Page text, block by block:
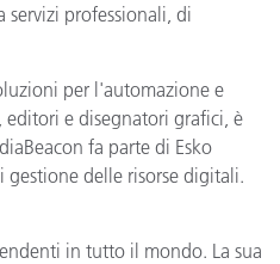
professionali, di
per l'automazione e
editori e disegnatori grafici, è
fa parte di Esko
gestione delle risorse digitali.
in tutto il mondo. La sua